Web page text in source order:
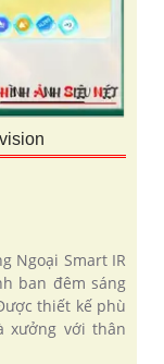
Ngoại Smart IR
ban đêm sáng
thiết kế phù
xưởng với thân